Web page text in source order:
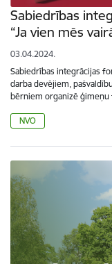
Sabiedrības
“Ja vien mēs
03.04.2024.
Sabiedrības integrācijas
darba devējiem,
bērniem organizē
NVO